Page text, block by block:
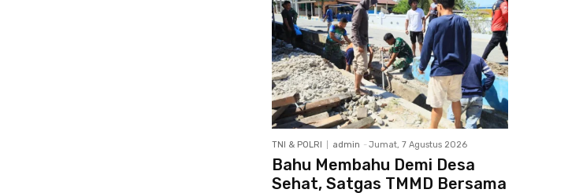
TNI & POLRI admin - Jumat, 7 Agustus 2026
Bahu Membahu Demi Desa
Sehat, Satgas TMMD Bersama